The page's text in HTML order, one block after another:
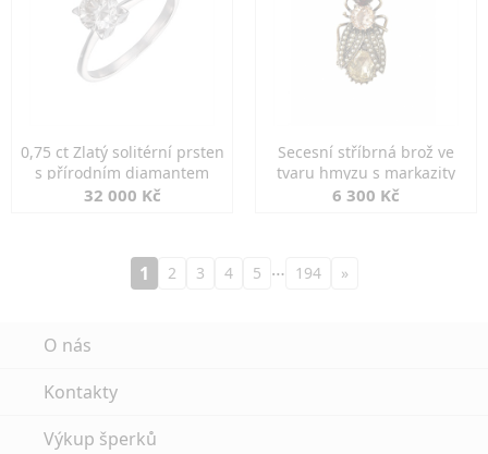
0,75 ct Zlatý solitérní prsten
s přírodním diamantem
32 000 Kč
Secesní stříbrná brož ve
tvaru hmyzu s markazity
6 300 Kč
1 2 3 4 5 … 194 »
O nás
Kontakty
Výkup šperků